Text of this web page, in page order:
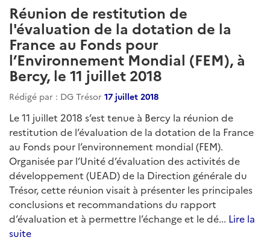
Réunion de restitution de
l'évaluation de la dotation de la
France au Fonds pour
l’Environnement Mondial (FEM), à
Bercy, le 11 juillet 2018
Rédigé par : DG Trésor 17 juillet 2018
Le 11 juillet 2018 s’est tenue à Bercy la réunion de
restitution de l’évaluation de la dotation de la France
au Fonds pour l’environnement mondial (FEM).
Organisée par l’Unité d’évaluation des activités de
développement (UEAD) de la Direction générale du
Trésor, cette réunion visait à présenter les principales
conclusions et recommandations du rapport
d’évaluation et à permettre l’échange et le dé... Lire la
suite